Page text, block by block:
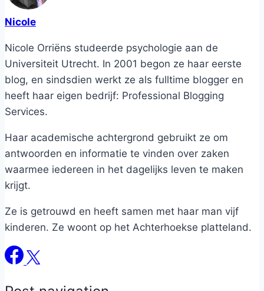
Nicole
Nicole Orriëns studeerde psychologie aan de
Universiteit Utrecht. In 2001 begon ze haar eerste
blog, en sindsdien werkt ze als fulltime blogger en
heeft haar eigen bedrijf: Professional Blogging
Services.
Haar academische achtergrond gebruikt ze om
antwoorden en informatie te vinden over zaken
waarmee iedereen in het dagelijks leven te maken
krijgt.
Ze is getrouwd en heeft samen met haar man vijf
kinderen. Ze woont op het Achterhoekse platteland.